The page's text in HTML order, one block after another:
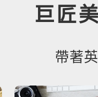
巨匠
帶著